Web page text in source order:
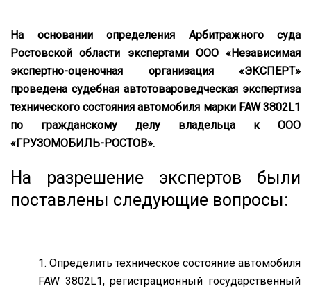
На основании определения Арбитражного суда
Ростовской области экспертами ООО «Независимая
экспертно-оценочная организация «ЭКСПЕРТ»
проведена судебная автотовароведческая экспертиза
технического состояния автомобиля марки FAW 3802L1
по гражданскому делу владельца к ООО
«ГРУЗОМОБИЛЬ-РОСТОВ».
На разрешение экспертов были
поставлены следующие вопросы:
Определить техническое состояние автомобиля
FAW 3802L1, регистрационный государственный